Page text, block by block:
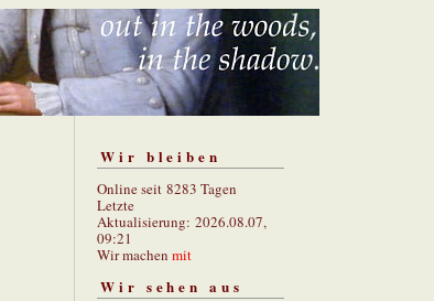
Wir bleiben
Online seit 8283 Tagen
Letzte
Aktualisierung: 2026.08.07,
09:21
Wir machen mit
Wir sehen aus